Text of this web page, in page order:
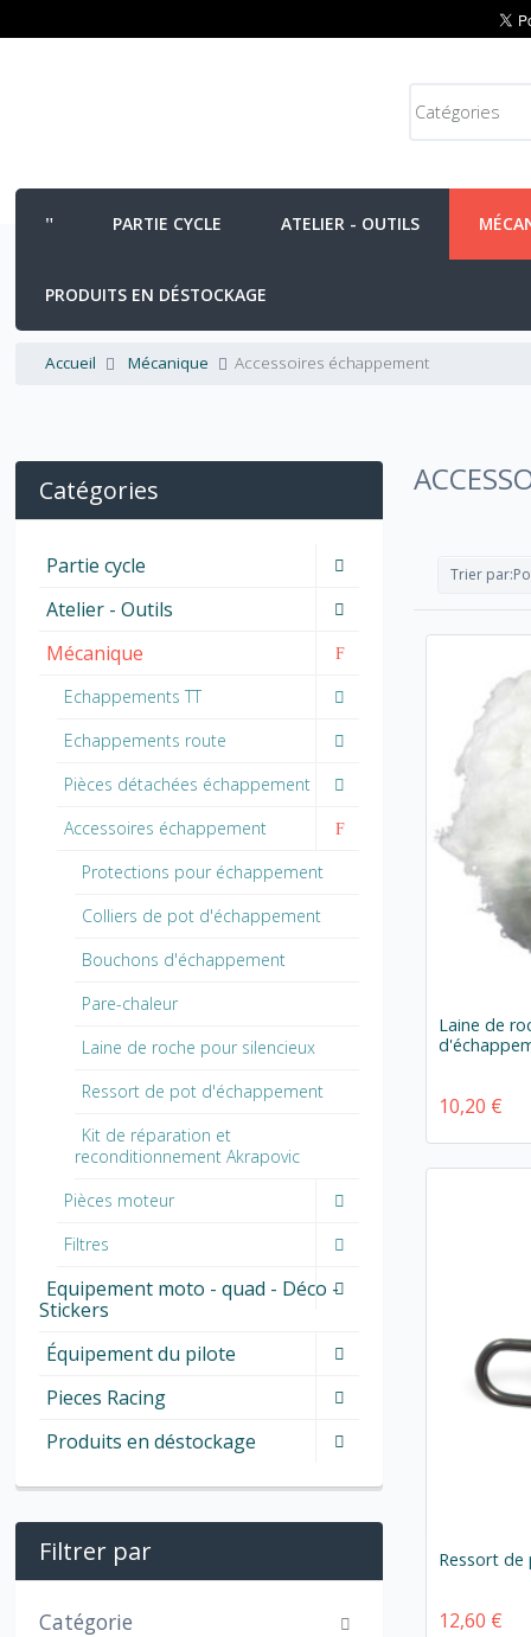
PARTIE CYCLE ATELIER - OUTILS
PRODUITS EN DÉSTOCKAGE
Accueil Mécanique Accessoires échappement
Trier par:
Laine de
10,20 €
Ressort de
12,60 €
Catégories
Partie cycle
Atelier - Outils
Mécanique
Echappements TT
Echappements route
Pièces détachées échappement
Accessoires échappement
Protections pour échappement
Colliers de pot d'échappement
Bouchons d'échappement
Pare-chaleur
Laine de roche pour silencieux
Ressort de pot d'échappement
Kit de réparation et
reconditionnement Akrapovic
Pièces moteur
Filtres
Equipement moto - quad - Déco -
Stickers
Équipement du pilote
Pieces Racing
Produits en déstockage
Filtrer par
Catégorie